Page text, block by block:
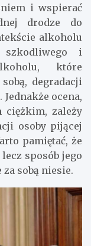
i wspierać
drodze do
alkoholu
i
które
degradacji
ocena,
ciężkim, zależy
osoby pijącej
pamiętać, że
sposób jego
sobą niesie.